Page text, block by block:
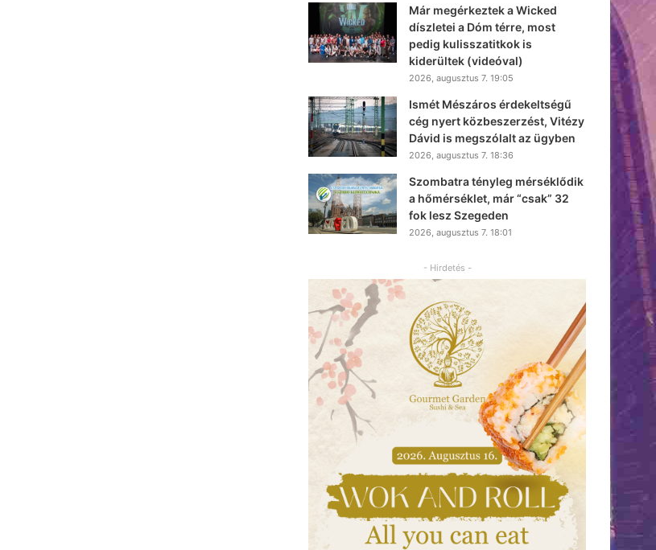
Már megérkeztek a Wicked
díszletei a Dóm térre, most
pedig kulisszatitkok is
kiderültek (videóval)
2026, augusztus 7. 19:05
Ismét Mészáros érdekeltségű
cég nyert közbeszerzést, Vitézy
Dávid is megszólalt az ügyben
2026, augusztus 7. 18:36
Szombatra tényleg mérséklődik
a hőmérséklet, már “csak” 32
fok lesz Szegeden
2026, augusztus 7. 18:01
- Hirdetés -